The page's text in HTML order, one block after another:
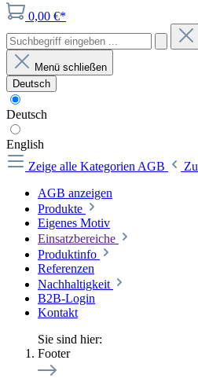
0,00 €*
Menü schließen
Deutsch
Deutsch
English
Zeige alle Kategorien AGB
AGB anzeigen
Produkte
Eigenes Motiv
Einsatzbereiche
Produktinfo
Referenzen
Nachhaltigkeit
B2B-Login
Kontakt
Sie sind hier:
Footer